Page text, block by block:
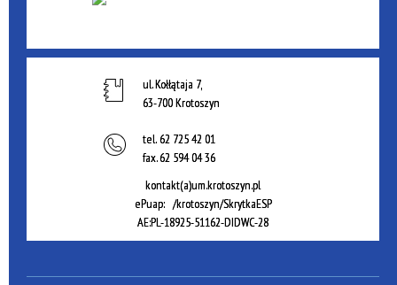
ul. Kołłątaja 7,
63-700 Krotoszyn
tel.62 725 42 01
fax.62 594 04 36
kontakt(a)um.krotoszyn.pl
ePuap: /krotoszyn/SkrytkaESP
AE:PL-18925-51162-DIDWC-28